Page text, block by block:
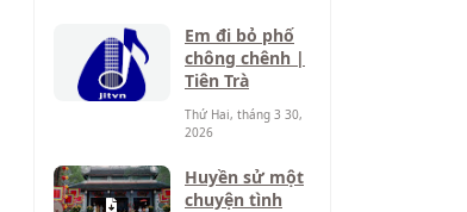
Em đi bỏ phố
chông chênh |
Tiên Trà
Thứ Hai, tháng 3 30,
2026
Huyền sử một
chuyện tình